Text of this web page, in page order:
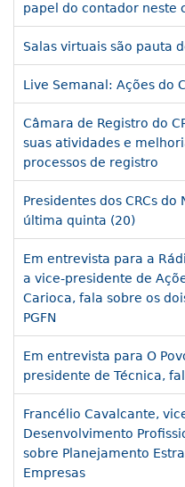
papel do contador neste
Salas virtuais são pauta
Live Semanal: Ações do
Câmara de Registro do
suas atividades e
processos de registro
Presidentes dos CRCs
última quinta (20)
Em entrevista para a
a vice-presidente de
Carioca, fala sobre os
PGFN
Em entrevista para O
presidente de Técnica,
Francélio Cavalcante,
Desenvolvimento
sobre Planejamento
Empresas